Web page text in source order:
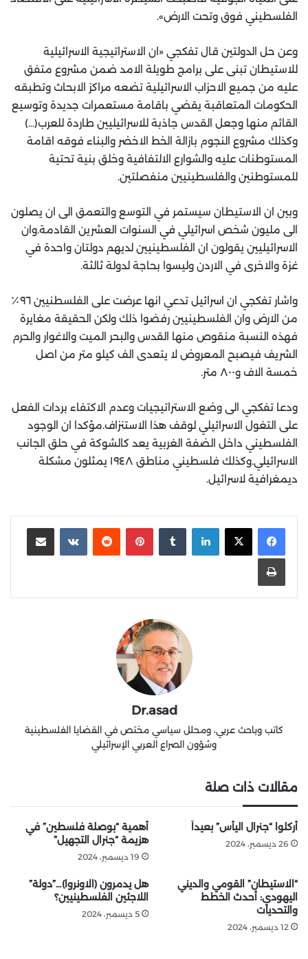
الفلسطيني فوق وتحت الارض».
وعن حل الدولتين قال تفكجي «ان الاستراتيجية الاسرائيلية
للاستيطان تبنى على برامج طويلة الامد ضمن مشروع متفق
عليه من جميع الاحزاب الاسرائيلية تضعه مراكز الابحاث وتطبقه
الحكومات المتعاقبة يقضي باقامة مستعمرات جديدة وتوسيع
القائم منها وجعل القدس جاذبة للاسرائيليين طاردة للعرب(…)
وكذلك مشروع النجوم بازالة الخط الاخضر والبناء فوقه اقامة
المستوطنات عليه والشوارع الالتفافية وخلق بنية تحتية
للمستوطنين والفلسطينيين منفصلتين.
وبين ان الاستيطان سيستمر في التوسع والتعمق الى ان يصلون
الى مليون شخص اسرائيلي في السنوات العشرين القادمة.وان
الاسرائيليين يقولون ان الفلسطينيين لديهم دولتان واحدة في
غزة والاخرى في الاردن وليسوا بحاجة لدولة ثالثة.
واشار تفكجي ان اسرائيل تدعي انها عرضت على الفلسطنيين ٩٦٪
من الارض وان الفلسطينيين رفضوا ذلك ولكن الحقيقة مغايرة
فهذه النسبة منقوص منها القدس والبحر الميت والاغوار والحرم
الشريف فيصبح المعروض لا يتعدى الف كيلو متر من اصل
خمسة الاف و٨٠٠ متر.
ودعا تفكجي الى وضع الاستراتيجيات وعدم الاكتفاء بردات الفعل
على التغول الاسرائيلي لوقف هذا الاستنزاف.مؤكدا ان الوجود
الفلسطيني داخل الضفة الغربية يعد كالشوكة في حلق الجانب
الاسرائيلي.وكذلك فلسطيني مناطق ١٩٤٨ يمثلون مشكلة
ديمغرافية لاسرائيل.
لينكدإن بينتيريست
Dr.asad
كاتب وباحث عربي، ومحلل سياسي مختص في القضايا الفلسطينية
وشؤون الصراع العربي الإسرائيلي
مقالات ذات صلة
أُركلوا “جنرال اليأس” بعيداً
26 ديسمبر، 2024
أهمية “بوصلة فلسطين” في
هزيمة “جنرال التجهيل”
19 ديسمبر، 2024
“الاستيطان” القومي والديني
اليهودي: أحدث الخطط
والتحديات
12 ديسمبر، 2024
هل يدمرون (الاونروا)…”دولة”
اللاجئين الفلسطينيين؟
5 ديسمبر، 2024